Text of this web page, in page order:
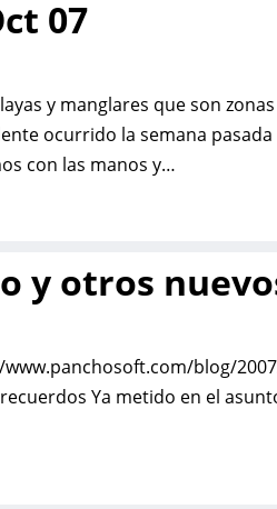
07
y manglares que son
ocurrido la semana
con las manos y…
y otros
blog/
Ya metido en el